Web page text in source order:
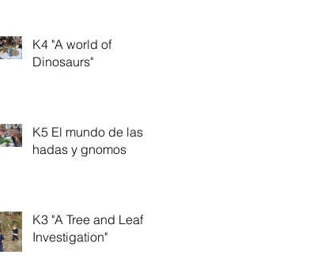
K4 "A world of
Dinosaurs"
K5 El mundo de las
hadas y gnomos
K3 "A Tree and Leaf
Investigation"